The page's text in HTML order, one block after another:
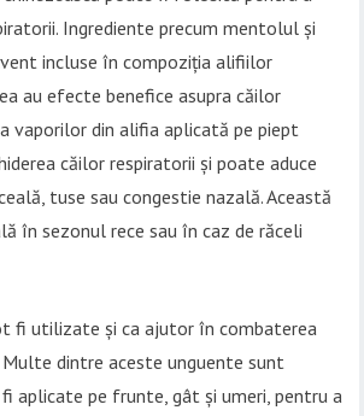
Ingrediente precum mentolul și
incluse în compoziția alifiilor
au efecte benefice asupra căilor
vaporilor din alifia aplicată pe piept
căilor respiratorii și poate aduce
tuse sau congestie nazală. Această
în sezonul rece sau în caz de răceli
fi utilizate și ca ajutor în combaterea
dintre aceste unguente sunt
aplicate pe frunte, gât și umeri, pentru a